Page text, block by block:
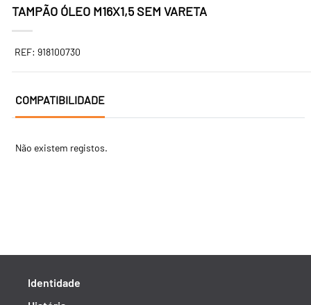
TAMPÃO ÓLEO M16X1,5 SEM VARETA
REF: 918100730
COMPATIBILIDADE
Não existem registos.
Identidade